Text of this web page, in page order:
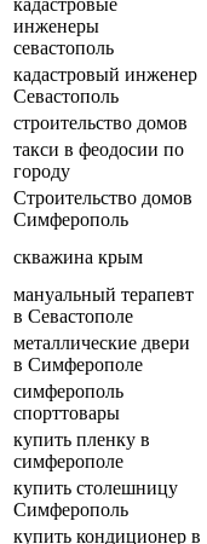
инженеры
севастополь
кадастровый инженер
Севастополь
строительство домов
такси в феодосии по
городу
Строительство домов
Симферополь
скважина крым
мануальный терапевт
в Севастополе
металлические двери
в Симферополе
симферополь
спорттовары
купить пленку в
симферополе
купить столешницу
Симферополь
купить кондиционер в